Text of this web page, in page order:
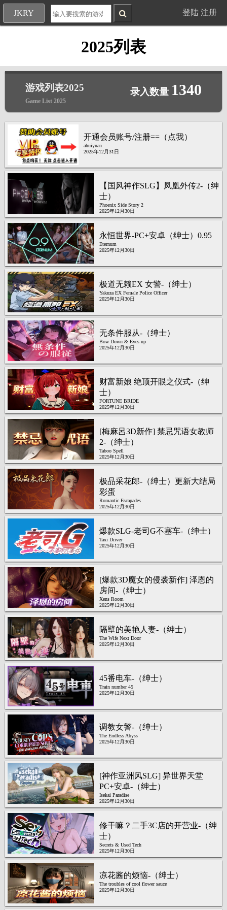
JKRY 登陆 注册
2025列表
游戏列表2025
Game List 2025
录入数量 1340
开通会员账号/注册==（点我）
ahuiyuan
2025年12月31日
【国风神作SLG】凤凰外传2-（绅
士）
Phoenix Side Story 2
2025年12月30日
永恒世界-PC+安卓（绅士）0.95
Eternum
2025年12月30日
极道无赖EX 女警-（绅士）
Yakuza EX Female Police Officer
2025年12月30日
无条件服从-（绅士）
Bow Down & Eyes up
2025年12月30日
财富新娘 绝顶开眼之仪式-（绅
士）
FORTUNE BRIDE
2025年12月30日
[梅麻呂3D新作] 禁忌咒语女教师
2-（绅士）
Taboo Spell
2025年12月30日
极品采花郎-（绅士）更新大结局
彩蛋
Romantic Escapades
2025年12月30日
爆款SLG-老司G不塞车-（绅士）
Taxi Driver
2025年12月30日
[爆款3D魔女的侵袭新作] 泽恩的
房间-（绅士）
Xens Room
2025年12月30日
隔壁的美艳人妻-（绅士）
The Wife Next Door
2025年12月30日
45番电车-（绅士）
Train number 45
2025年12月30日
调教女警-（绅士）
The Endless Abyss
2025年12月30日
[神作亚洲风SLG] 异世界天堂
PC+安卓-（绅士）
Isekai Paradise
2025年12月30日
修干嘛？二手3C店的开营业-（绅
士）
Secrets & Used Tech
2025年12月30日
凉花酱的烦恼-（绅士）
The troubles of cool flower sauce
2025年12月30日